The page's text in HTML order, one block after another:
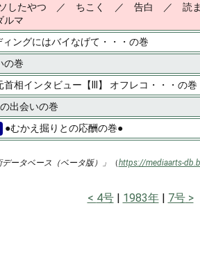
したやつ ／ ちこく ／ 告白 ／ 読
マ
ングにはバイなげて・・・の巻
の巻
相インタビュー【III】 オフレコ・・・の巻
出会いの巻
●むかえ掘りとの応酬の巻●
ータベース（ベータ版）」 （https://mediaarts-
4号 1983年 7号